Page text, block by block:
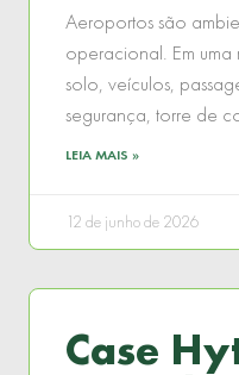
Aeroportos são
operacional. Em uma
solo, veículos,
segurança, torre de
LEIA MAIS »
12 de junho de 2026
Case